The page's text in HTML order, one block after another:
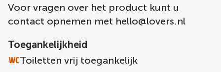
Voor vragen over het product kunt u
contact opnemen met hello@lovers.nl
Toegankelijkheid
Toiletten vrij toegankelijk